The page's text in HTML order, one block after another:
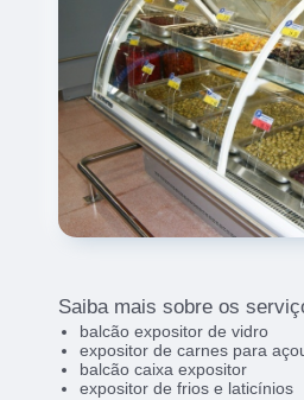
Saiba mais sobre os
balcão expositor de vidro
expositor de carnes para
balcão caixa expositor
expositor de frios e laticínios